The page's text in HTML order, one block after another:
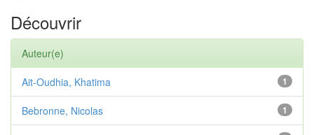
Découvrir
Auteur(e)
1
Ait-Oudhia, Khatima
1
Bebronne, Nicolas